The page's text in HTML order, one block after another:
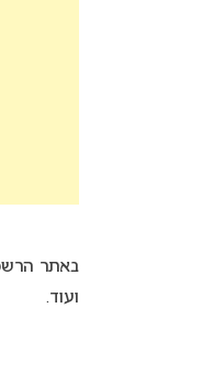
באתר
ועוד.